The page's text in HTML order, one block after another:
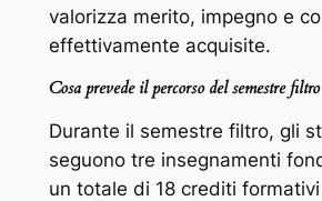
valorizza merito, impegno e
effettivamente acquisite.
Cosa prevede il percorso del semestre filtro
Durante il semestre filtro, gli
seguono tre insegnamenti
un totale di 18 crediti formativi